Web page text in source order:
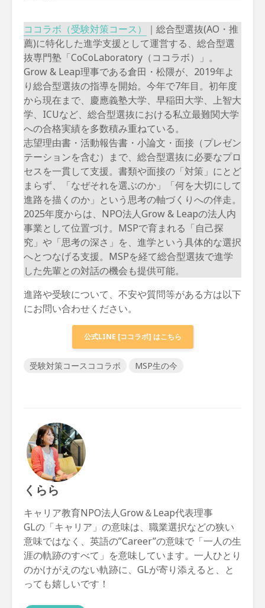
ココラボ（受験対策コース）
｜総合型選抜(AO・推
薦)に特化した進学支援として運営する、総合型選
抜専門塾「CoCoLaboratory（ココラボ）」。
Grow & Leap理事である倉田・松隈が、2019年よ
り総合型選抜の指導を開始。今年で7年目。初年度
から現在まで、慶應義塾大学、早稲田大学、上智大
学、ICUなど、総合型選抜における私立最難関大学
への合格実績を多数積み重ねている。
志望理由書・活動報告書・小論文・面接（プレゼン
テーションを含む）まで、総合型選抜に必要なプロ
セスを一貫して支援。書類や面接の「対策」にとど
まらず、「なぜそれを選ぶのか」「何を大切にして
進路を描くのか」という思考の軸づくりへの伴走。
2025年度からは、NPO法人Grow & Leapの法人内
事業として位置づけ。MSPで育まれる「自己探
究」や「思考の深さ」を、進学という具体的な選択
へとつなげる支援。MSPを経て総合型選抜で進学
した先輩との対話の機会も提供可能。
進路や受験について、不安や質問等がある方は以下
にお問い合わせください。
公式LINE [ココラボ] はこちら
受験対策コースココラボ MSP生の今
くらら
キャリア教育NPO法人Grow＆Leap代表理事
GLの「キャリア」の意味は、職業選択などの狭い
意味ではなく、英語の”Career”の意味で「一人の生
涯の軌跡のすべて」を意味しています。一人ひとり
のかけがえのない軌跡に、GLが寄り添えると、と
っても嬉しいです！